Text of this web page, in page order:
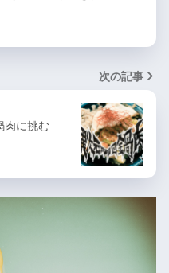
次の記事
肉に挑む